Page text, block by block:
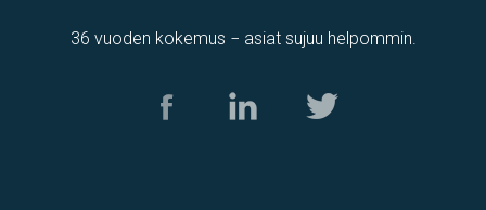
36 vuoden kokemus − asiat sujuu helpommin.